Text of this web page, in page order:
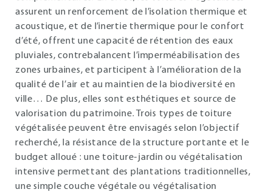
assurent un renforcement de l’isolation thermique et
acoustique, et de l’inertie thermique pour le confort
d’été, offrent une capacité de rétention des eaux
pluviales, contrebalancent l’imperméabilisation des
zones urbaines, et participent à l’amélioration de la
qualité de l’air et au maintien de la biodiversité en
ville… De plus, elles sont esthétiques et source de
valorisation du patrimoine. Trois types de toiture
végétalisée peuvent être envisagés selon l’objectif
recherché, la résistance de la structure portante et le
budget alloué : une toiture-jardin ou végétalisation
intensive permettant des plantations traditionnelles,
une simple couche végétale ou végétalisation